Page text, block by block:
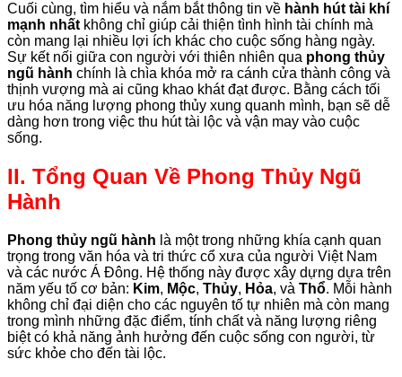
Cuối cùng, tìm hiểu và nắm bắt thông tin về hành hút tài khí
mạnh nhất không chỉ giúp cải thiện tình hình tài chính mà
còn mang lại nhiều lợi ích khác cho cuộc sống hàng ngày.
Sự kết nối giữa con người với thiên nhiên qua phong thủy
ngũ hành chính là chìa khóa mở ra cánh cửa thành công và
thịnh vượng mà ai cũng khao khát đạt được. Bằng cách tối
ưu hóa năng lượng phong thủy xung quanh mình, bạn sẽ dễ
dàng hơn trong việc thu hút tài lộc và vận may vào cuộc
sống.
II. Tổng Quan Về Phong Thủy Ngũ
Hành
Phong thủy ngũ hành là một trong những khía cạnh quan
trọng trong văn hóa và tri thức cổ xưa của người Việt Nam
và các nước Á Đông. Hệ thống này được xây dựng dựa trên
năm yếu tố cơ bản: Kim, Mộc, Thủy, Hỏa, và Thổ. Mỗi hành
không chỉ đại diện cho các nguyên tố tự nhiên mà còn mang
trong mình những đặc điểm, tính chất và năng lượng riêng
biệt có khả năng ảnh hưởng đến cuộc sống con người, từ
sức khỏe cho đến tài lộc.